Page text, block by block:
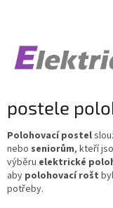
postele
Polohovací postel
nebo seniorům, kteří
výběru elektrické
aby polohovací rošt
potřeby.